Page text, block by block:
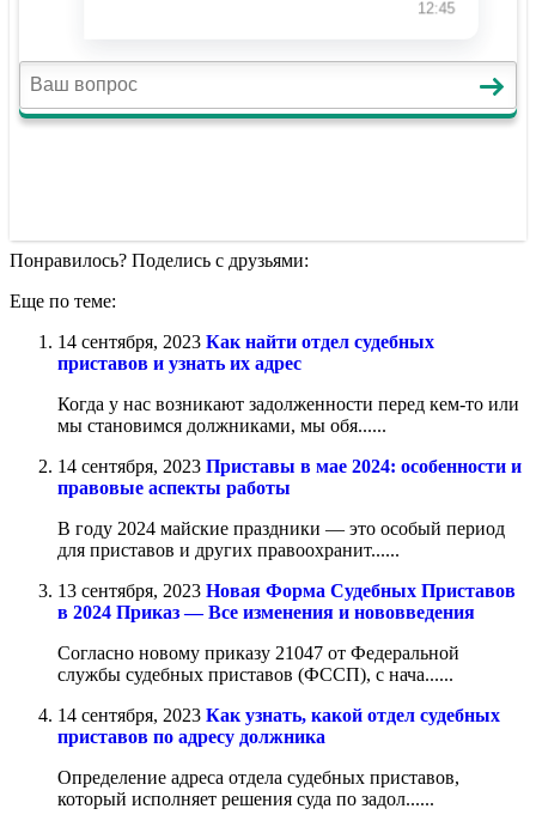
Понравилось? Поделись с друзьями:
Еще по теме:
14 сентября, 2023 Как найти отдел судебных
приставов и узнать их адрес
Когда у нас возникают задолженности перед кем-то или
мы становимся должниками, мы обя......
14 сентября, 2023 Приставы в мае 2024: особенности и
правовые аспекты работы
В году 2024 майские праздники — это особый период
для приставов и других правоохранит......
13 сентября, 2023 Новая Форма Судебных Приставов
в 2024 Приказ — Все изменения и нововведения
Согласно новому приказу 21047 от Федеральной
службы судебных приставов (ФССП), с нача......
14 сентября, 2023 Как узнать, какой отдел судебных
приставов по адресу должника
Определение адреса отдела судебных приставов,
который исполняет решения суда по задол......